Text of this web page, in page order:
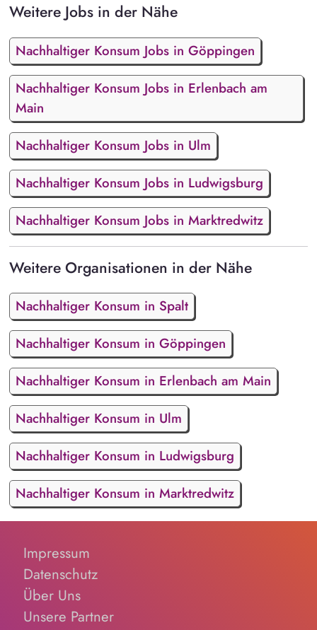
Weitere Jobs in der Nähe
Nachhaltiger Konsum Jobs in Göppingen
Nachhaltiger Konsum Jobs in Erlenbach am
Main
Nachhaltiger Konsum Jobs in Ulm
Nachhaltiger Konsum Jobs in Ludwigsburg
Nachhaltiger Konsum Jobs in Marktredwitz
Weitere Organisationen in der Nähe
Nachhaltiger Konsum in Spalt
Nachhaltiger Konsum in Göppingen
Nachhaltiger Konsum in Erlenbach am Main
Nachhaltiger Konsum in Ulm
Nachhaltiger Konsum in Ludwigsburg
Nachhaltiger Konsum in Marktredwitz
Impressum
Datenschutz
Über Uns
Unsere Partner